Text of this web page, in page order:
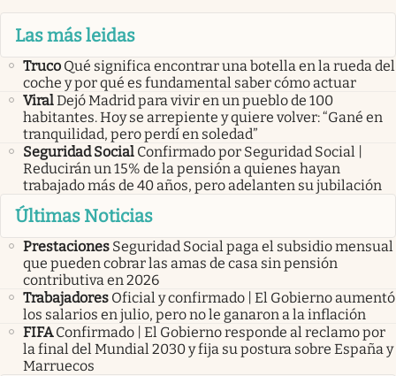
Las más leidas
Truco Qué significa encontrar una botella en la rueda del
coche y por qué es fundamental saber cómo actuar
ViralDejó Madrid para vivir en un pueblo de 100
habitantes. Hoy se arrepiente y quiere volver: “Gané en
tranquilidad, pero perdí en soledad”
Seguridad Social Confirmado por Seguridad Social |
Reducirán un 15% de la pensión a quienes hayan
trabajado más de 40 años, pero adelanten su jubilación
Últimas Noticias
Prestaciones Seguridad Social paga el subsidio mensual
que pueden cobrar las amas de casa sin pensión
contributiva en 2026
Trabajadores Oficial y confirmado | El Gobierno aumentó
los salarios en julio, pero no le ganaron a la inflación
FIFA Confirmado | El Gobierno responde al reclamo por
la final del Mundial 2030 y fija su postura sobre España y
Marruecos